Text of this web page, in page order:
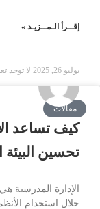
إقــرأ الـمــزيـد »
يوليو 26, 2025 لا توجد
مقالات
كيف تساعد
تحسين البيئة
الإدارة
خلال استخدام